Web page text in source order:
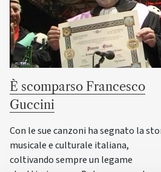
È scomparso Francesco
Guccini
Con le sue canzoni ha segnato la
musicale e culturale italiana,
coltivando sempre un legame